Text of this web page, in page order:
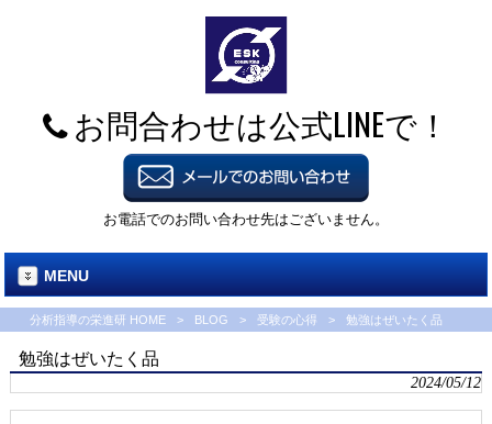
お問合わせは公式LINEで！
お電話でのお問い合わせ先はございません。
MENU
分析指導の栄進研 HOME > BLOG > 受験の心得 > 勉強はぜいたく品
勉強はぜいたく品
2024/05/12